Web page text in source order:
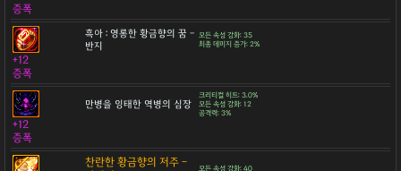
증폭
흑아 : 영롱한 황금향의 꿈 -
반지
모든 속성 강화: 35
최종 데미지 증가: 2%
+12
증폭
만병을 잉태한 역병의 심장
크리티컬 히트: 3.0%
모든 속성 강화: 12
공격력: 3%
+12
증폭
찬란한 황금향의 저주 -
모든 속성 강화: 40